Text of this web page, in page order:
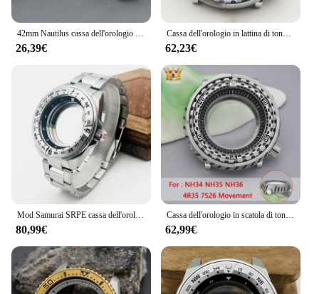
42mm Nautilus cassa dell'orologio giappone NH35 sostituire la cassa adatta NH35 NH36 7 s26 PT5000 movimento installato cinturino dell'orologio in acciaio inossidabile
26,39€
Cassa dell'orologio in lattina di tonno da 47mm custodia NH35 NH36 adatta per NH34 NH35 NH36 7 s26 movimento Cover posteriore trasparente custodie in vetro cristallo zaffiro
62,23€
Mod Samurai SRPE cassa dell'orologio e Set di braccialetti adatti per NH35 NH36 4R 7 s26 movimento cassa dell'orologio in vetro zaffiro e Kit di cinturini
80,99€
Cassa dell'orologio in scatola di tonno Mod custodia NH35 per NH35 NH36 4 r35 7 s26 custodia trasparente con movimento giapponese custodia da uomo con inserto posteriore
62,99€